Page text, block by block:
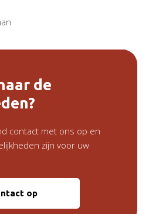
de
contact met ons op en
zijn voor uw
op